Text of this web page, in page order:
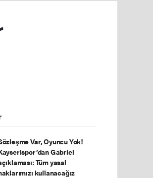
Var, Oyuncu Yok!
Gabriel
Tüm yasal
kullanacağız